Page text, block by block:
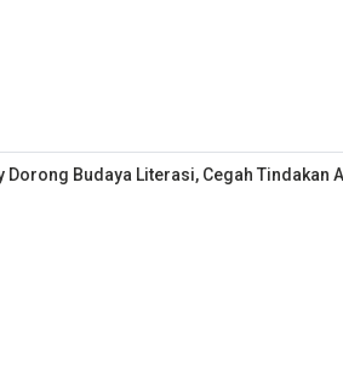
Dorong Budaya Literasi, Cegah Tindakan